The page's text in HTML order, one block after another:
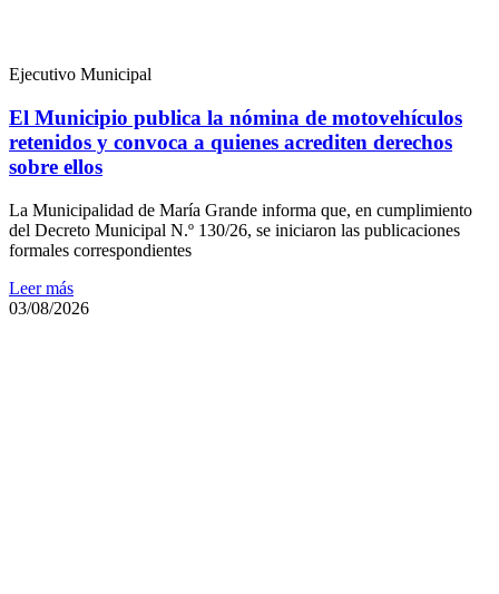
Ejecutivo Municipal
El Municipio publica la nómina de motovehículos
retenidos y convoca a quienes acrediten derechos
sobre ellos
La Municipalidad de María Grande informa que, en cumplimiento
del Decreto Municipal N.º 130/26, se iniciaron las publicaciones
formales correspondientes
Leer más
03/08/2026